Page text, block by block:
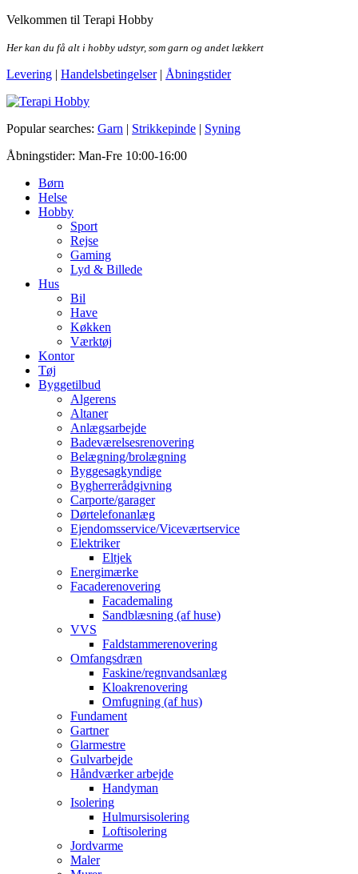
Skip
the
Velkommen til Terapi Hobby
Her kan du få alt i hobby udstyr, som garn og andet lækkert
Levering | Handelsbetingelser| Åbningstider
Terapi Hobby
Popular searches: Garn | Strikkepinde | Syning
Åbningstider: Man-Fre 10:00-16:00
Børn
Helse
Hobby
Sport
Rejse
Gaming
Lyd & Billede
Hus
Bil
Have
Køkken
Værktøj
Kontor
Tøj
Byggetilbud
Algerens
Altaner
Anlægsarbejde
Badeværelsesrenovering
Belægning/brolægning
Byggesagkyndige
Bygherrerådgivning
Carporte/garager
Dørtelefonanlæg
Ejendomsservice/Viceværtservice
Elektriker
Eltjek
Energimærke
Facaderenovering
Facademaling
Sandblæsning (af huse)
VVS
Faldstammerenovering
Omfangsdræn
Faskine/regnvandsanlæg
Kloakrenovering
Omfugning (af hus)
Fundament
Gartner
Glarmestre
Gulvarbejde
Håndværker arbejde
Handyman
Isolering
Hulmursisolering
Loftisolering
Jordvarme
Maler